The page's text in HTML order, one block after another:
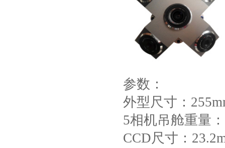
参数：
外型尺寸：
5相机吊舱重量
CCD尺寸：